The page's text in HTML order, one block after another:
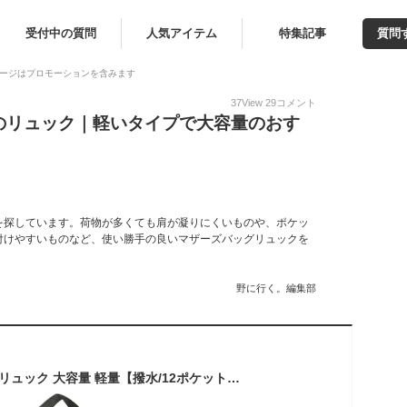
受付中の質問 人気アイテム 特集記事 質問
ジはプロモーションを含みます
37View 29コメント
ュック｜軽いタイプで大容量のおす
しています。荷物が多くても肩が凝りにくいものや、ポケッ
やすいものなど、使い勝手の良いマザーズバッグリュックを
野に行く。編集部
[tecopeco] マザーズリュック 大容量 軽量【撥水/12ポケット/保冷ボトル/上下仕切り】 2層 リュック レディース 大容量 軽量 通勤 洗濯OK！多機能 おしゃれ テコペコ（エクリュ）